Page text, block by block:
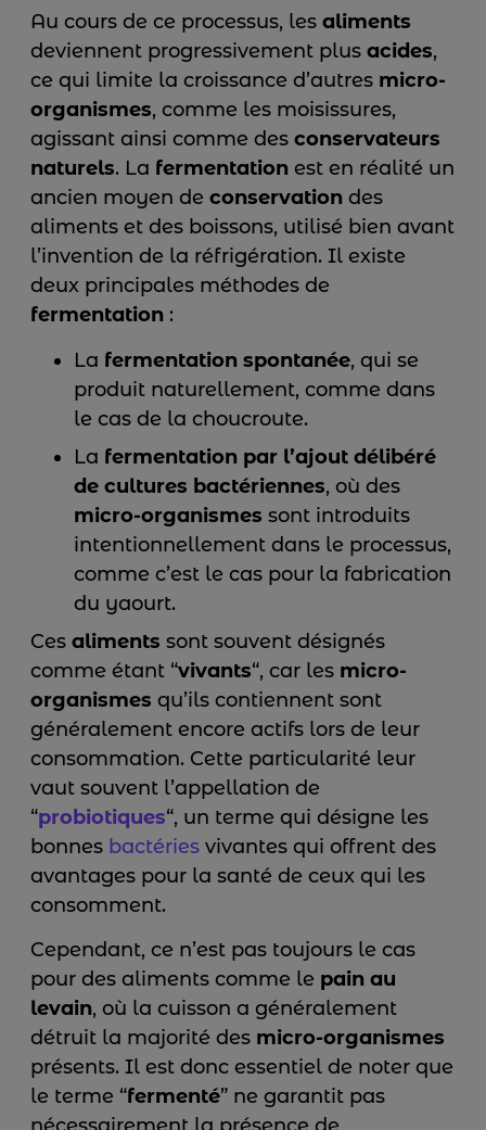
Au cours de ce processus, les aliments
deviennent progressivement plus acides,
ce qui limite la croissance d’autres micro-
organismes, comme les moisissures,
agissant ainsi comme des conservateurs
naturels. La fermentation est en réalité un
ancien moyen de conservation des
aliments et des boissons, utilisé bien avant
l’invention de la réfrigération. Il existe
deux principales méthodes de
fermentation :
La fermentation spontanée, qui se
produit naturellement, comme dans
le cas de la choucroute.
La fermentation par l’ajout délibéré
de cultures bactériennes, où des
micro-organismes sont introduits
intentionnellement dans le processus,
comme c’est le cas pour la fabrication
du yaourt.
Ces aliments sont souvent désignés
comme étant “vivants“, car les micro-
organismes qu’ils contiennent sont
généralement encore actifs lors de leur
consommation. Cette particularité leur
vaut souvent l’appellation de
“probiotiques“, un terme qui désigne les
bonnes bactéries vivantes qui offrent des
avantages pour la santé de ceux qui les
consomment.
Cependant, ce n’est pas toujours le cas
pour des aliments comme le pain au
levain, où la cuisson a généralement
détruit la majorité des micro-organismes
présents. Il est donc essentiel de noter que
le terme “fermenté” ne garantit pas